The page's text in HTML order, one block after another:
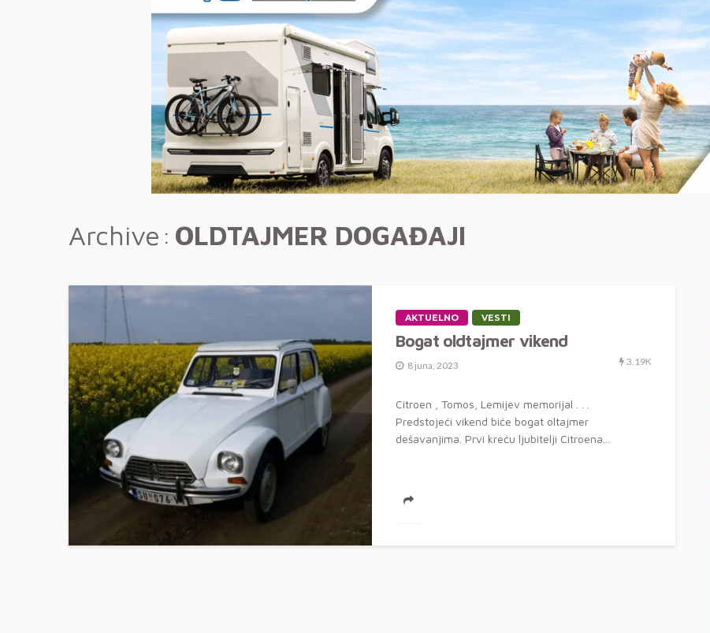
Archive OLDTAJMER DOGAĐAJI
AKTUELNO VESTI
Bogat oldtajmer vikend
8 juna, 2023 3.19K
Citroen , Tomos, Lemijev memorijal . . .
Predstojeći vikend biće bogat oltajmer
dešavanjima. Prvi kreću ljubitelji Citroena...